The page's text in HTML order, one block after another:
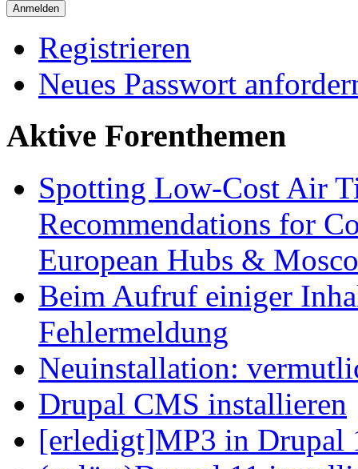
Registrieren
Neues Passwort
Aktive Forenthemen
Spotting Low-Cost Air
Recommendations for
European Hubs &
Beim Aufruf einiger
Fehlermeldung
Neuinstallation:
Drupal CMS installieren
[erledigt]MP3 in Drupal